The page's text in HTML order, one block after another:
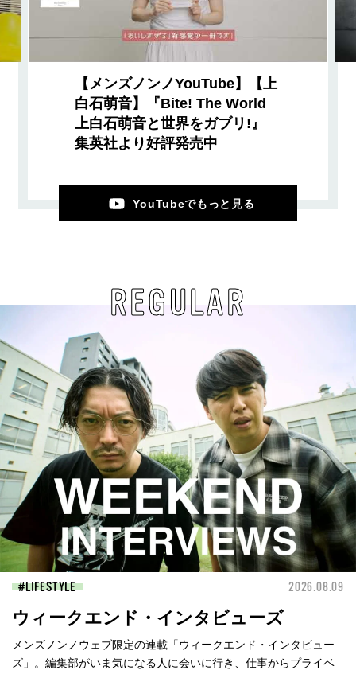
【メンズノンノYouTube】【上
白石萌音】『Bite! The World
上白石萌音と世界をガブリ!』
集英社より好評発売中
YouTubeでもっと見る
REGULAR
LIFESTYLE 2026.08.09
ウィークエンド・インタビューズ
メンズノンノウェブ限定の連載「ウィークエンド・インタビュー
ズ」。編集部がいま気になる人に会いに行き、仕事からプライベ